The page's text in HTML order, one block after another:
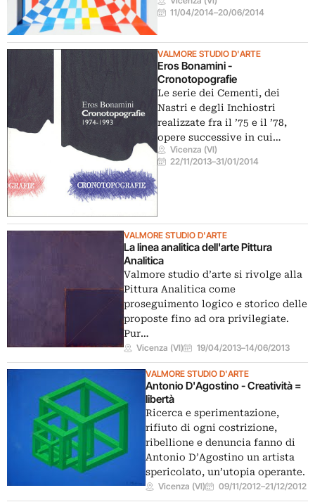
11/04/2014–20/06/2014
VALMORE STUDIO D'ARTE
Eros Bonamini -
Cronotopografie
Le serie dei Cementi, dei
Nastri e degli Inchiostri
realizzate fra il ’75 e il ’78,
opere successive in cui…
Vicenza (VI)
22/11/2013–31/01/2014
VALMORE STUDIO D'ARTE
La linea analitica dell'arte Pittura
Analitica
Valmore studio d’arte si rivolge alla
Pittura Analitica come
proseguimento logico e storico delle
proposte fino ad ora privilegiate.
Pur…
Vicenza (VI) 19/04/2013–14/06/2013
VALMORE STUDIO D'ARTE
Antonio D'Agostino - Creatività =
libertà
Ricerca e sperimentazione,
rifiuto di ogni costrizione,
ribellione e denuncia fanno di
Antonio D’Agostino un artista
spericolato, un’utopia operante.
Vicenza (VI) 09/11/2012–21/12/2012